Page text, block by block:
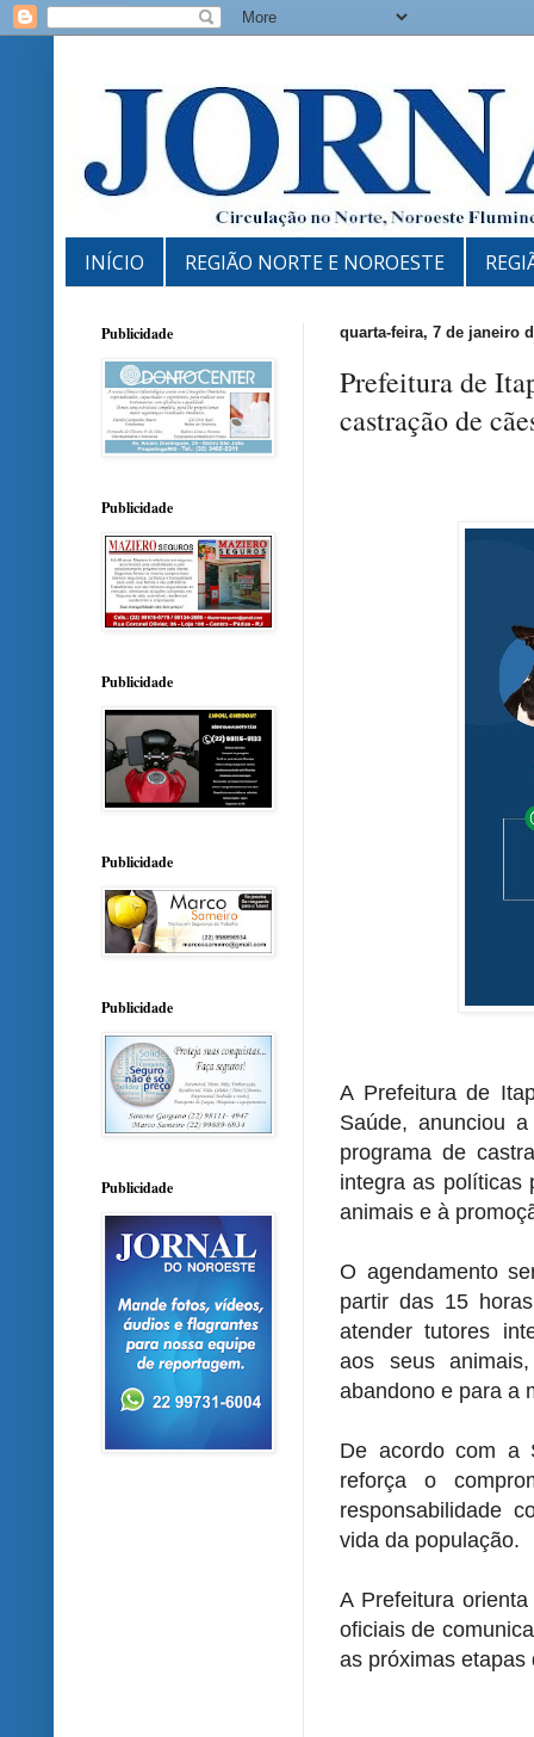
INÍCIO REGIÃO NORTE E NOROESTE
quarta-feira, 7 de janeiro
Prefeitura de
castração de
A Prefeitura de
Saúde, anunciou
programa de
integra as políticas
animais e à
O agendamento
partir das 15
atender tutores
aos seus
abandono e para a
De acordo com a
reforça o
responsabilidade
vida da população.
A Prefeitura
oficiais de
as próximas etapas
Publicidade
Publicidade
Publicidade
Publicidade
Publicidade
Publicidade